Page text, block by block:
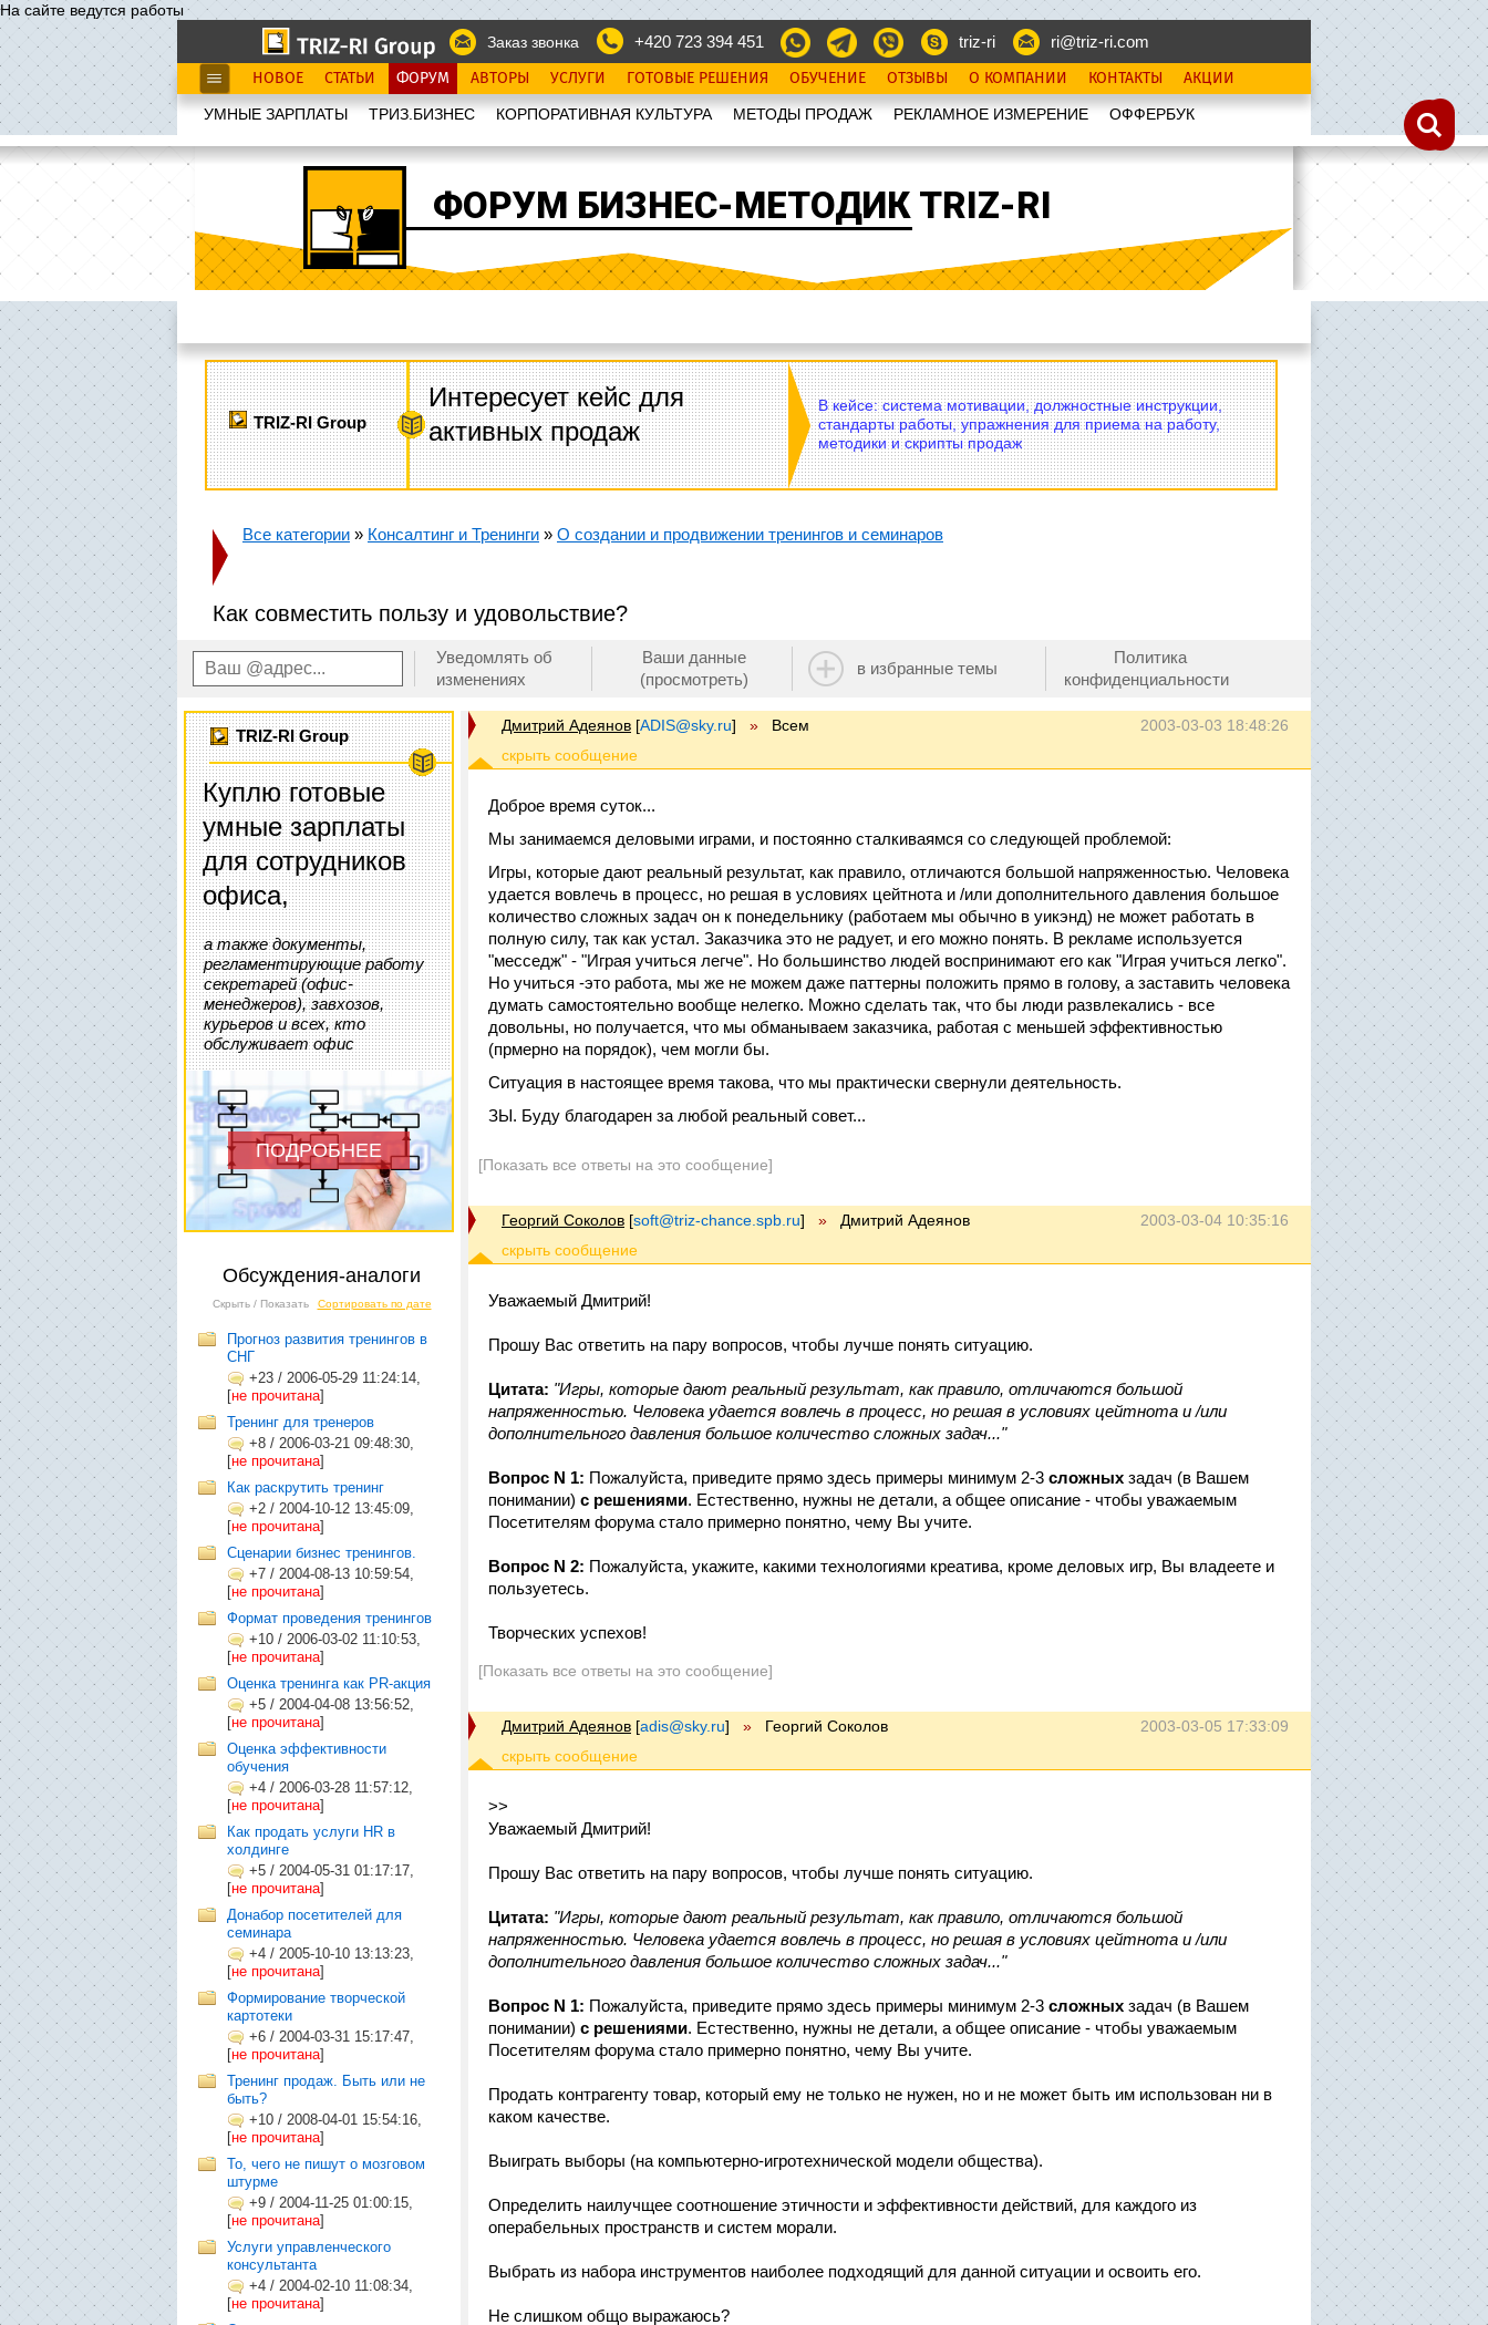
На сайте ведутся работы
Заказ звонка
+420 723 394 451 triz-ri ri@triz-ri.com
НОВОЕ СТАТЬИ ФОРУМ АВТОРЫ УСЛУГИ ГОТОВЫЕ РЕШЕНИЯ ОБУЧЕНИЕ ОТЗЫВЫ О КОМПАНИИ КОНТАКТЫ АКЦИИ
УМНЫЕ ЗАРПЛАТЫ ТРИЗ.БИЗНЕС КОРПОРАТИВНАЯ КУЛЬТУРА МЕТОДЫ ПРОДАЖ РЕКЛАМНОЕ ИЗМЕРЕНИЕ OФФЕРБУК
ФОРУМ БИЗНЕС-МЕТОДИК TRIZ-RI
TRIZ-RI Group
Интересует кейс для
активных продаж
В кейсе: система мотивации, должностные инструкции,
стандарты работы, упражнения для приема на работу,
методики и скрипты продаж
Все категории » Консалтинг и Тренинги » О создании и продвижении тренингов и семинаров
Как совместить пользу и удовольствие?
Уведомлять об
изменениях
Ваши данные
(просмотреть)
в избранные темы
Политика
конфиденциальности
TRIZ-RI Group
Куплю готовые
умные зарплаты
для сотрудников
офиса,
а также документы,
регламентирующие работу
секретарей (офис-
менеджеров), завхозов,
курьеров и всех, кто
обслуживает офис
ПОДРОБНЕЕ
Обсуждения-аналоги
Скрыть / Показать Сортировать по дате
Прогноз развития тренингов в
СНГ
+23 / 2006-05-29 11:24:14,
[не прочитана]
Тренинг для тренеров
+8 / 2006-03-21 09:48:30,
[не прочитана]
Как раскрутить тренинг
+2 / 2004-10-12 13:45:09,
[не прочитана]
Сценарии бизнес тренингов.
+7 / 2004-08-13 10:59:54,
[не прочитана]
Формат проведения тренингов
+10 / 2006-03-02 11:10:53,
[не прочитана]
Оценка тренинга как PR-акция
+5 / 2004-04-08 13:56:52,
[не прочитана]
Оценка эффективности
обучения
+4 / 2006-03-28 11:57:12,
[не прочитана]
Как продать услуги HR в
холдинге
+5 / 2004-05-31 01:17:17,
[не прочитана]
Донабор посетителей для
семинара
+4 / 2005-10-10 13:13:23,
[не прочитана]
Формирование творческой
картотеки
+6 / 2004-03-31 15:17:47,
[не прочитана]
Тренинг продаж. Быть или не
быть?
+10 / 2008-04-01 15:54:16,
[не прочитана]
То, чего не пишут о мозговом
штурме
+9 / 2004-11-25 01:00:15,
[не прочитана]
Услуги управленческого
консультанта
+4 / 2004-02-10 11:08:34,
[не прочитана]
2003-03-03 18:48:26
Дмитрий Адеянов [ADIS@sky.ru] » Всем
Доброе время суток...
Мы занимаемся деловыми играми, и постоянно сталкиваямся со следующей проблемой:
Игры, которые дают реальный результат, как правило, отличаются большой напряженностью. Человека
удается вовлечь в процесс, но решая в условиях цейтнота и /или дополнительного давления большое
количество сложных задач он к понедельнику (работаем мы обычно в уикэнд) не может работать в
полную силу, так как устал. Заказчика это не радует, и его можно понять. В рекламе используется
"месседж" - "Играя учиться легче". Но большинство людей воспринимают его как "Играя учиться легко".
Но учиться -это работа, мы же не можем даже паттерны положить прямо в голову, а заставить человека
думать самостоятельно вообще нелегко. Можно сделать так, что бы люди развлекались - все
довольны, но получается, что мы обманываем заказчика, работая с меньшей эффективностью
(прмерно на порядок), чем могли бы.
Ситуация в настоящее время такова, что мы практически свернули деятельность.
ЗЫ. Буду благодарен за любой реальный совет...
[Показать все ответы на это сообщение]
2003-03-04 10:35:16
Георгий Соколов [soft@triz-chance.spb.ru] » Дмитрий Адеянов
Уважаемый Дмитрий!
Прошу Вас ответить на пару вопросов, чтобы лучше понять ситуацию.
Цитата: "Игры, которые дают реальный результат, как правило, отличаются большой
напряженностью. Человека удается вовлечь в процесс, но решая в условиях цейтнота и /или
дополнительного давления большое количество сложных задач..."
Вопрос N 1: Пожалуйста, приведите прямо здесь примеры минимум 2-3 сложных задач (в Вашем
понимании) с решениями. Естественно, нужны не детали, а общее описание - чтобы уважаемым
Посетителям форума стало примерно понятно, чему Вы учите.
Вопрос N 2: Пожалуйста, укажите, какими технологиями креатива, кроме деловых игр, Вы владеете и
пользуетесь.
Творческих успехов!
[Показать все ответы на это сообщение]
2003-03-05 17:33:09
Дмитрий Адеянов [adis@sky.ru] » Георгий Соколов
>>
Уважаемый Дмитрий!
Прошу Вас ответить на пару вопросов, чтобы лучше понять ситуацию.
Цитата: "Игры, которые дают реальный результат, как правило, отличаются большой
напряженностью. Человека удается вовлечь в процесс, но решая в условиях цейтнота и /или
дополнительного давления большое количество сложных задач..."
Вопрос N 1: Пожалуйста, приведите прямо здесь примеры минимум 2-3 сложных задач (в Вашем
понимании) с решениями. Естественно, нужны не детали, а общее описание - чтобы уважаемым
Посетителям форума стало примерно понятно, чему Вы учите.
Продать контрагенту товар, который ему не только не нужен, но и не может быть им использован ни в
каком качестве.
Выиграть выборы (на компьютерно-игротехнической модели общества).
Определить наилучщее соотношение этичности и эффективности действий, для каждого из
операбельных пространств и систем морали.
Выбрать из набора инструментов наиболее подходящий для данной ситуации и освоить его.
Не слишком общо выражаюсь?